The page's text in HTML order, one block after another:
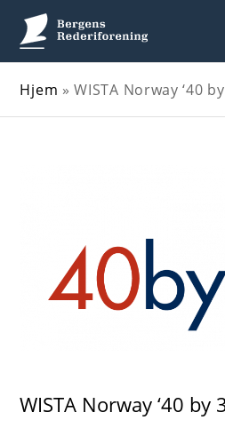
Hjem »WISTA Norway ‘40
WISTA Norway ‘40 by